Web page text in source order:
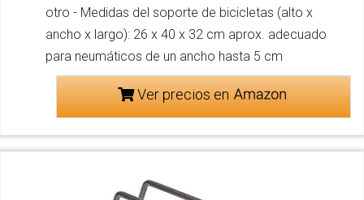
otro - Medidas del soporte de bicicletas (alto x
ancho x largo): 26 x 40 x 32 cm aprox. adecuado
para neumáticos de un ancho hasta 5 cm
Ver precios en